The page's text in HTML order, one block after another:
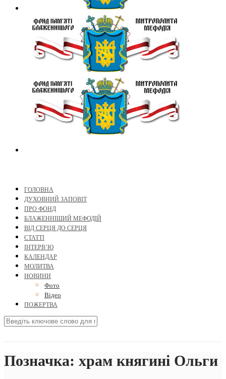
ГОЛОВНА
ДУХОВНИЙ ЗАПОВІТ
ПРО ФОНД
БЛАЖЕННІШИЙ МЕФОДІЙ
ВІД СЕРЦЯ ДО СЕРЦЯ
СТАТТІ
ІНТЕРВ’Ю
КАЛЕНДАР
МОЛИТВА
НОВИНИ
Фото
Відео
ПОЖЕРТВА
Позначка: храм княгині Ольги